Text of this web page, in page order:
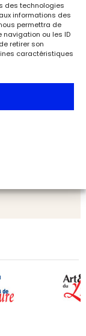
des technologies
informations des
permettra de
ou les ID
retirer son
caractéristiques
jeunesse